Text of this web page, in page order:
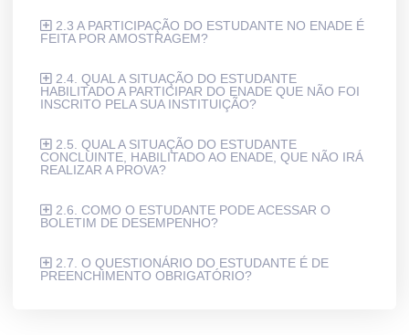
2.3 A PARTICIPAÇÃO DO ESTUDANTE NO ENADE É
FEITA POR AMOSTRAGEM?
2.4. QUAL A SITUAÇÃO DO ESTUDANTE
HABILITADO A PARTICIPAR DO ENADE QUE NÃO FOI
INSCRITO PELA SUA INSTITUIÇÃO?
2.5. QUAL A SITUAÇÃO DO ESTUDANTE
CONCLUINTE, HABILITADO AO ENADE, QUE NÃO IRÁ
REALIZAR A PROVA?
2.6. COMO O ESTUDANTE PODE ACESSAR O
BOLETIM DE DESEMPENHO?
2.7. O QUESTIONÁRIO DO ESTUDANTE É DE
PREENCHIMENTO OBRIGATÓRIO?